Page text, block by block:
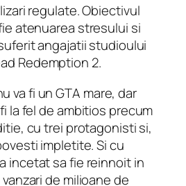
regulate. Obiectivul
atenuarea stresului si
angajatii studioului
Redemption 2.
va fi un GTA mare, dar
la fel de ambitios precum
cu trei protagonisti si,
impletite. Si cu
incetat sa fie reinnoit in
de milioane de